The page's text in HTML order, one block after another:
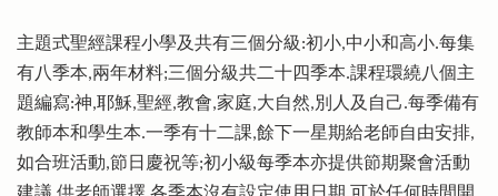
主題式聖經課程小學及共有三個分級:初小,中小和高小.每集
有八季本,兩年材料;三個分級共二十四季本.課程環繞八個主
題編寫:神,耶穌,聖經,教會,家庭,大自然,別人及自己.每季備有
教師本和學生本.一季有十二課,餘下一星期給老師自由安排,
如合班活動,節日慶祝等;初小級每季本亦提供節期聚會活動